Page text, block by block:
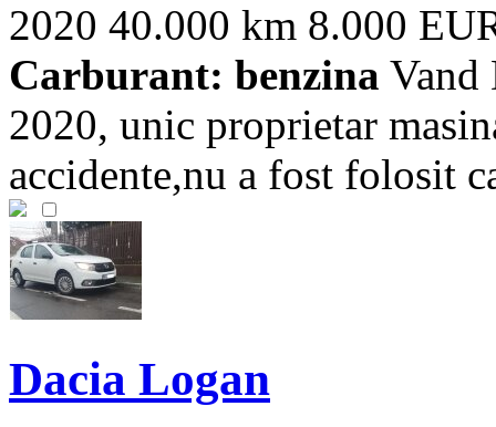
2020 40.000 km 8.000
Carburant: benzina Vand
2020, unic proprietar
accidente,nu a fost folosit
Dacia Logan